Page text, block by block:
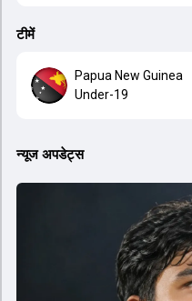
टीमें
Papua New Guinea
Under-19
न्यूज अपडेट्स